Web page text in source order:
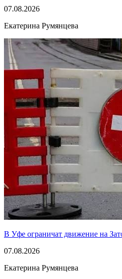
07.08.2026
Екатерина Румянцева
В Уфе ограничат движение на
07.08.2026
Екатерина Румянцева